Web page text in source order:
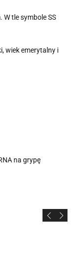
W tle symbole SS
wiek emerytalny i
na grypę